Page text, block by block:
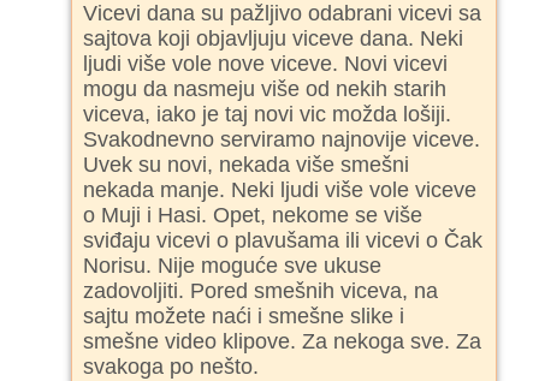
Vicevi dana su pažljivo odabrani vicevi sa
sajtova koji objavljuju viceve dana. Neki
ljudi više vole nove viceve. Novi vicevi
mogu da nasmeju više od nekih starih
viceva, iako je taj novi vic možda lošiji.
Svakodnevno serviramo najnovije viceve.
Uvek su novi, nekada više smešni
nekada manje. Neki ljudi više vole viceve
o Muji i Hasi. Opet, nekome se više
sviđaju vicevi o plavušama ili vicevi o Čak
Norisu. Nije moguće sve ukuse
zadovoljiti. Pored smešnih viceva, na
sajtu možete naći i smešne slike i
smešne video klipove. Za nekoga sve. Za
svakoga po nešto.